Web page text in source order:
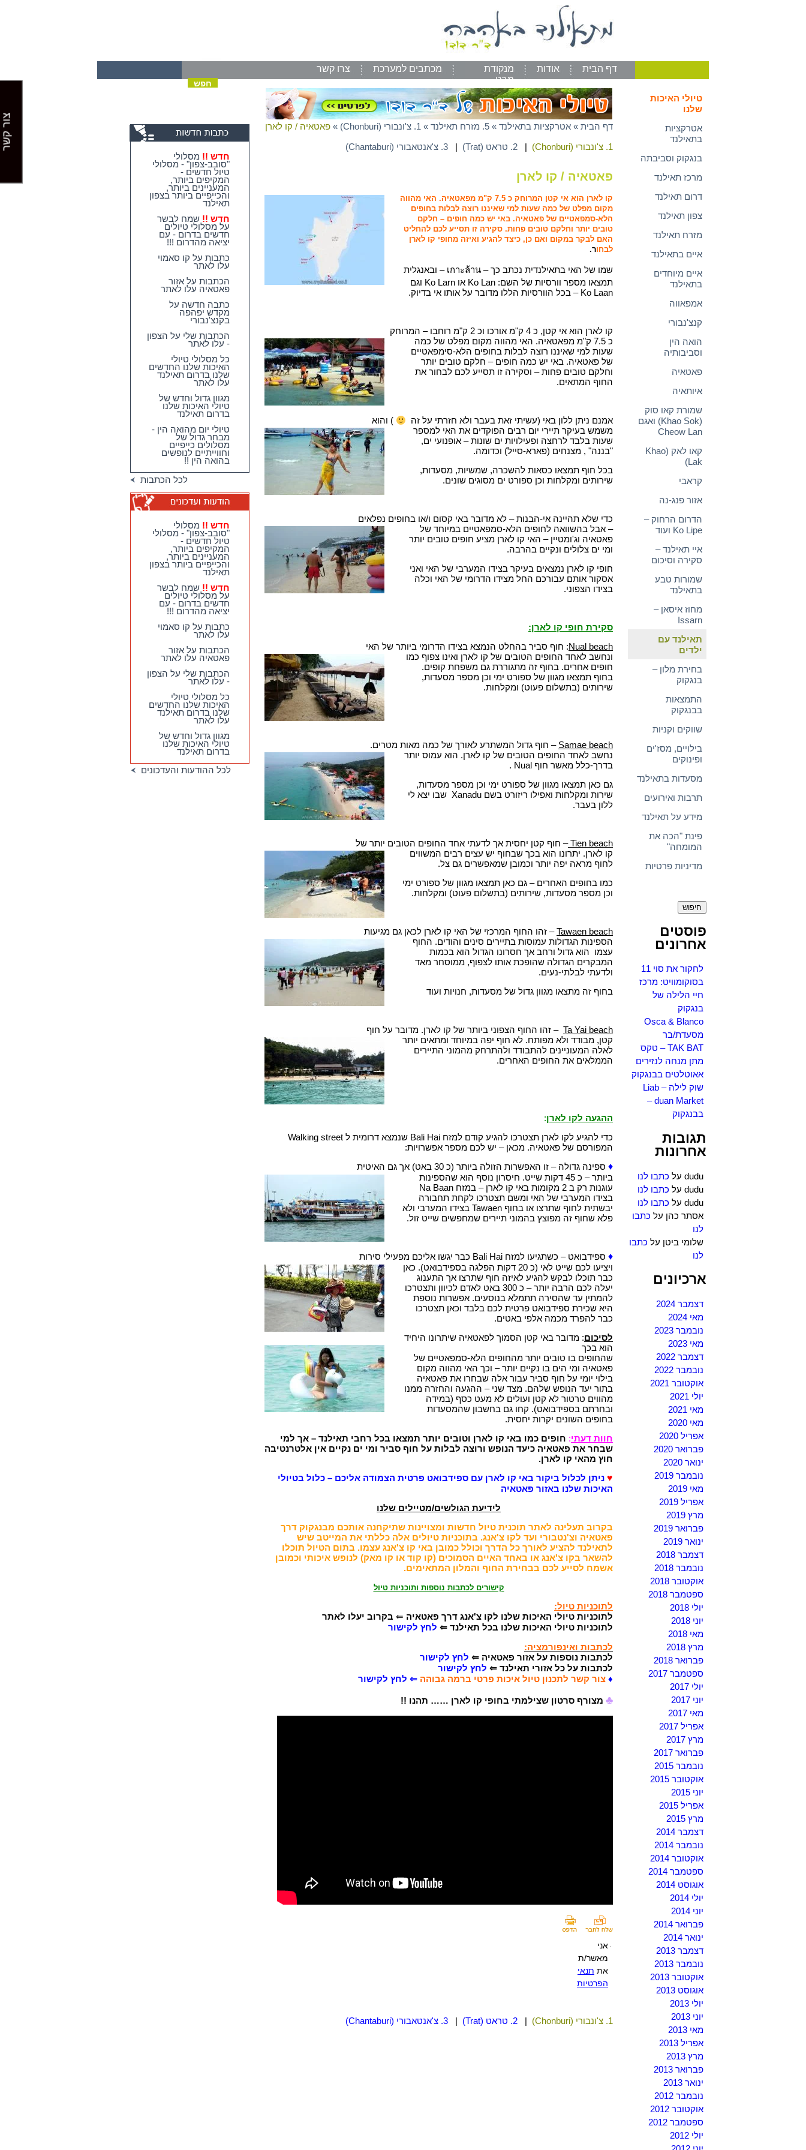
דף הבית אודות
מנקודת
מבט
מכתבים למערכת צרו קשר
טיולי האיכות
שלנו
אטרקציות
בתאילנד
בנגקוק וסביבתה
מרכז תאילנד
דרום תאילנד
צפון תאילנד
מזרח תאילנד
איים בתאילנד
איים מיוחדים
בתאילנד
אמפאווה
קנצ'נבורי
הואה הין
וסביבותיה
פאטאיה
איותאיה
שמורת קאו סוק
(Khao Sok) ואגם
Cheow Lan
קאו לאק (Khao
Lak)
קראבי
אזור פנג-נה
הדרום הרחוק –
Ko Lipe ועוד
איי תאילנד –
סקירה וסיכום
שמורות טבע
בתאילנד
מחוז איסאן –
Issarn
תאילנד עם
ילדים
בחירת מלון –
בנגקוק
התמצאות
בבנגקוק
שווקים וקניות
בילויים, מסז'ים
ופינוקים
מסעדות בתאילנד
תרבות ואירועים
מידע על תאילנד
פינת "הכה את
המומחה"
מדיניות פרטיות
פוסטים
אחרונים
לחקור את סוי 11
בסוקומוויט: מרכז
חיי הלילה של
בנגקוק
Osca & Blanco
מסעדת/בר
TAK BAT – טקס
מתן מנחה לנזירים
אאוטלטים בבנגקוק
שוק לילה – Liab
duan Market –
בבנגקוק
תגובות
אחרונות
dudu על כתבו לנו
dudu על כתבו לנו
dudu על כתבו לנו
אסתר כהן על כתבו
לנו
שלומי ביטן על כתבו
לנו
ארכיונים
דצמבר 2024
מאי 2024
נובמבר 2023
מאי 2023
דצמבר 2022
נובמבר 2022
אוקטובר 2021
יולי 2021
מאי 2021
מאי 2020
אפריל 2020
פברואר 2020
ינואר 2020
נובמבר 2019
מאי 2019
אפריל 2019
מרץ 2019
פברואר 2019
ינואר 2019
דצמבר 2018
נובמבר 2018
אוקטובר 2018
ספטמבר 2018
יולי 2018
יוני 2018
מאי 2018
מרץ 2018
פברואר 2018
ספטמבר 2017
יולי 2017
יוני 2017
מאי 2017
אפריל 2017
מרץ 2017
פברואר 2017
נובמבר 2015
אוקטובר 2015
יוני 2015
אפריל 2015
מרץ 2015
דצמבר 2014
נובמבר 2014
אוקטובר 2014
ספטמבר 2014
אוגוסט 2014
יולי 2014
יוני 2014
פברואר 2014
ינואר 2014
דצמבר 2013
נובמבר 2013
אוקטובר 2013
אוגוסט 2013
יולי 2013
יוני 2013
מאי 2013
אפריל 2013
מרץ 2013
פברואר 2013
ינואר 2013
נובמבר 2012
אוקטובר 2012
ספטמבר 2012
יולי 2012
דף הבית » אטרקציות בתאילנד » 5. מזרח תאילנד » 1. צ'ונבורי (Chonburi) » פאטאיה / קו לארן
1. צ'ונבורי (Chonburi)
| 2. טראט (Trat) | 3. צ'אנטאבורי (Chantaburi)
פאטאיה / קו לארן
קו לארן הוא אי קטן המרוחק כ 7.5 ק"מ מפאטאיה. האי מהווה
מקום מפלט של כמה שעות למי שאיננו רוצה לבלות בחופים
הלא-סמפאטיים של פאטאיה. באי יש כמה חופים – חלקם
טובים יותר וחלקם טובים פחות. סקירה זו תסייע לכם להחליט
האם לבקר במקום ואם כן, כיצד להגיע ואיזה מחופי קו לארן
לבחור.
שמו של האי בתאילנדית נכתב כך – เกาะล้าน – ובאנגלית
תמצאו מספר וורסיות של השם: Ko Lan או Ko Larn וגם
Ko Laan – בכל הוורסיות הללו מדובר על אותו אי בדיוק.
קו לארן הוא אי קטן, כ 4 ק"מ אורכו וכ 2 ק"מ רוחבו – המרוחק
כ 7.5 ק"מ מפאטאיה. האי מהווה מקום מפלט של כמה
שעות למי שאיננו רוצה לבלות בחופים הלא-סימפאטיים
של פאטאיה. באי יש כמה חופים – חלקם טובים יותר
וחלקם טובים פחות – וסקירה זו תסייע לכם לבחור את
החוף המתאים.
אמנם ניתן ללון באי (עשיתי זאת בעבר ולא חזרתי על זה
) והוא
משמש בעיקר תיירי יום רבים הפוקדים את האי למספר
שעות בלבד לרחצה ופעילויות ים שונות – אופנועי ים,
"בננה" , מצנחים (פארא-סייל) וכדומה.
בכל חוף תמצאו כסאות להשכרה, שמשיות, מסעדות,
שירותים ומקלחות וכן ספורט ים מסוגים שונים.
כדי שלא תהיינה אי-הבנות – לא מדובר באי קסום ו/או בחופים נפלאים
– אבל בהשוואה לחופים הלא-סמפאטיים במיוחד של
פאטאיה וג'ומטיין – האי קו לארן מציע חופים טובים יותר
ומי ים צלולים ונקיים בהרבה.
חופי קו לארן נמצאים בעיקר בצידו המערבי של האי ואני
אסקור אותם עבורכם החל מצידו הדרומי של האי וכלה
בצידו הצפוני.
סקירת חופי קו לארן:
Nual beach: חוף סביר בהחלט הנמצא בצידו הדרומי ביותר של האי
ונחשב לאחד החופים הטובים של קו לארן ואינו צפוף כמו
חופים אחרים. בחוף זה מתגוררת גם משפחת קופים.
בחוף תמצאו מגוון של ספורט ימי וכן מספר מסעדות,
שירותים (בתשלום פעוט) ומקלחות.
Samae beach – חוף גדול המשתרע לאורך של כמה מאות מטרים.
נחשב לאחד החופים הטובים של קו לארן. הוא עמוס יותר
בדרך-כלל מאשר חוף Nual .
גם כאן תמצאו מגוון של ספורט ימי וכן מספר מסעדות,
שירות ומקלחות ואפילו ריזורט בשם Xanadu שבו יצא לי
ללון בעבר.
Tien beach – חוף קטן יחסית אך לדעתי אחד החופים הטובים יותר של
קו לארן. יתרונו הוא בכך שבחוף יש עצים רבים המשווים
לחוף מראה יפה יותר וכמובן שמאפשרים גם צל.
כמו בחופים האחרים – גם כאן תמצאו מגוון של ספורט ימי
וכן מספר מסעדות, שירותים (בתשלום פעוט) ומקלחות.
Tawaen beach– זהו החוף המרכזי של האי קו לארן לכאן גם מגיעות
הספינות הגדולות עמוסות בתיירים סינים והודים. החוף
עצמו הוא גדול ורחב אך חסרונו הגדול הוא בכמות
המבקרים הגדולה שהופכת אותו לצפוף, ממוסחר מאד
ולדעתי לבלתי-נעים.
בחוף זה מתצאו מגוון גדול של מסעדות, חנויות ועוד
Ta Yai beach – זהו החוף הצפוני ביותר של קו לארן. מדובר על חוף
קטן, מבודד ולא מפותח. לא חוף יפה במיוחד ומתאים יותר
לאלה המעוניינים להתבודד ולהתרחק מהמוני התיירים
הממלאים את החופים האחרים.
ההגעה לקו לארן:
כדי להגיע לקו לארן תצטרכו להגיע קודם למזח Bali Hai שנמצא דרומית ל Walking street
המפורסם של פאטאיה. מכאן – יש לכם מספר אפשרויות:
♦ ספינה גדולה – זו האפשרות הזולה ביותר (כ 30 באט) אך גם האיטית
ביותר – כ 45 דקות שייט. חיסרון נוסף הוא שהספינות
עוגנות רק ב 2 מקומות באי קו לארן – במזח Na Baan
בצידו המערבי של האי ומשם תצטרכו לקחת תחבורה
יבשתית לחוף שתרצו או בחוף Tawaen בצידו המערבי ולא
פלא שחוף זה מפוצץ בהמוני תיירים שמחפשים שייט זול.
♦ ספידבואט – כשתגיעו למזח Bali Hai כבר יגשו אליכם מפעילי סירות
ויציעו לכם שייט לאי (כ 20 דקות הפלגה בספידבואט). כאן
כבר תוכלו לבקש להגיע לאיזה חוף שתרצו אך התענוג
יעלה לכם הרבה יותר – כ 300 באט לאדם לכיוון ותצטרכו
להמתין עד שהסירה תתמלא בנוסעים. אפשרות נוספת
היא שכירת ספידבואט פרטית לכם בלבד וכאן תצטרכו
כבר להפרד מכמה אלפי באטים.
לסיכום: מדובר באי קטן הסמוך לפאטאיה שיתרונו היחיד
הוא בכך
שהחופים בו טובים יותר מהחופים הלא-סמפאטיים של
פאטאיה ומי הים בו נקיים יותר – וכך האי מהווה מקום
בילוי יומי על חוף סביר עבור אלה שבחרו את פאטאיה
בתור יעד הנופש שלהם. מצד שני – ההגעה והחזרה ממנו
מהווים טרטור לא קטן ועולים לא מעט כסף (במידה
ובחרתם בספידבואט). קחו גם בחשבון שהמסעדות
בחופים השונים יקרות יחסית.
חוות דעתי: חופים כמו באי קו לארן וטובים יותר תמצאו בכל רחבי תאילנד – אך למי
שבחר את פאטאיה כיעד הנופש ורוצה לבלות על חוף סביר ומי ים נקיים אין אלטרנטיבה
חוץ מהאי קו לארן.
♥ ניתן לכלול ביקור באי קו לארן עם ספידבואט פרטית הצמודה אליכם – כלול בטיולי
האיכות שלנו באזור פאטאיה
לידיעת הגולשים/מטיילים שלנו
בקרוב תעלינה לאתר תוכנית טיול חדשות ומצויינות שתיקחנה אותכם מבנגקוק דרך
פאטאיה וצ'נטבורי ועד לקו צ'אנג. בתוכניות טיולים אלה כללתי את המייטב שיש
לתאילנד להציע לאורך כל הדרך וכולל כמובן באי קו צ'אנג עצמו. בתום הטיול תוכלו
להשאר בקו צ'אנג או באחד האיים הסמוכים (קו קוד או קו מאק) לנופש איכותי וכמובן
אשמח לסייע לכם בבחירת החוף והמלון המתאימים.
קישורים לכתבות נוספות ותוכניות טיול
לתוכניות טיול:
לתוכניות טיולי האיכות שלנו לקו צ'אנג דרך פאטאיה ⇐ בקרוב יעלו לאתר
לתוכניות טיולי האיכות שלנו בכל תאילנד ⇐ לחץ לקישור
לכתבות ואינפורמציה:
לכתבות נוספות על אזור פאטאיה ⇐ לחץ לקישור
לכתבות על כל אזורי תאילנד ⇐ לחץ לקישור
♦ צור קשר לתכנון טיול איכות פרטי ברמה גבוהה ⇐ לחץ לקישור
♣ מצורף סרטון שצילמתי בחופי קו לארן …… תהנו !!
אני
מאשר/ת
את תנאי
הפרטיות
1. צ'ונבורי (Chonburi) | 2. טראט (Trat) | 3. צ'אנטאבורי (Chantaburi)
חדש !! מסלולי
"סובב-צפון" - מסלולי
טיול חדשים -
המקיפים ביותר,
המעניינים ביותר,
והכייפיים ביותר בצפון
תאילנד
חדש !! שמח לבשר
על מסלולי טיולים
חדשים בדרום - עם
יציאה מהדרום !!!
כתבות על קו סאמוי
עלו לאתר
הכתבות על אזור
פאטאיה עלו לאתר
כתבה חדשה על
מקדש יפהפה
בקנצ'נבורי
הכתבות שלי על הצפון
- עלו לאתר
כל מסלולי טיולי
האיכות שלנו החדשים
שלנו בדרום תאילנד
עלו לאתר
מגוון גדול וחדש של
טיולי האיכות שלנו
בדרום תאילנד
טיולי יום מהואה הין -
מבחר גדול של
מסלולים כייפיים
וחווייתיים לנופשים
בהואה הין !!
לכל הכתבות
חדש !! מסלולי
"סובב-צפון" - מסלולי
טיול חדשים -
המקיפים ביותר,
המעניינים ביותר,
והכייפיים ביותר בצפון
תאילנד
חדש !! שמח לבשר
על מסלולי טיולים
חדשים בדרום - עם
יציאה מהדרום !!!
כתבות על קו סאמוי
עלו לאתר
הכתבות על אזור
פאטאיה עלו לאתר
הכתבות שלי על הצפון
- עלו לאתר
כל מסלולי טיולי
האיכות שלנו החדשים
שלנו בדרום תאילנד
עלו לאתר
מגוון גדול וחדש של
טיולי האיכות שלנו
בדרום תאילנד
לכל ההודעות והעדכונים
צור קשר